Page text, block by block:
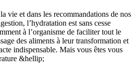
vie et dans les recommandations de nos
l’hydratation est sans cesse
à l’organisme de faciliter tout le
des aliments à leur transformation et
indispensable. Mais vous êtes vous
&hellip;